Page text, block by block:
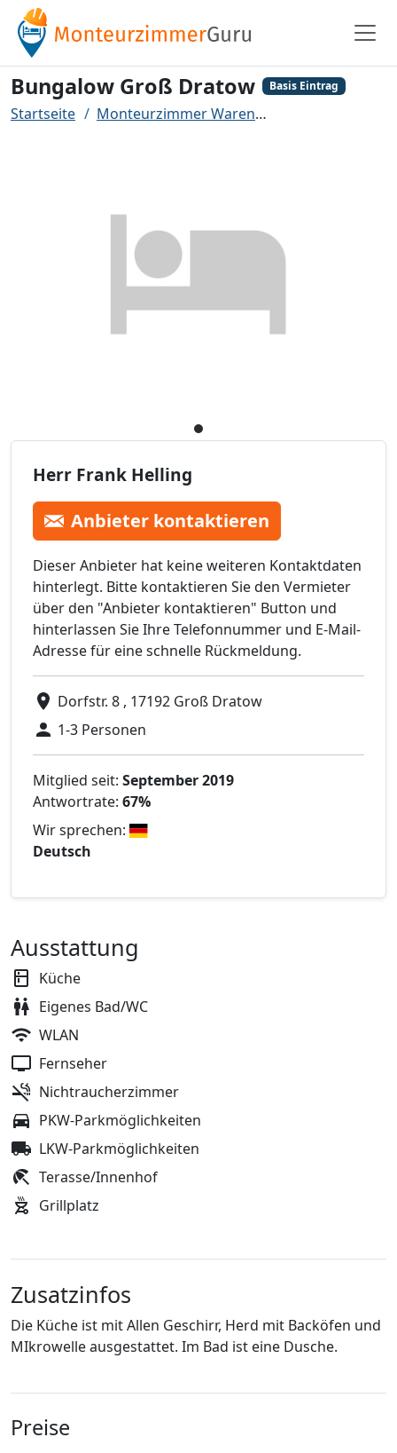
Bungalow Groß Dratow Basis Eintrag
Startseite Monteurzimmer Waren
Herr Frank Helling
Anbieter kontaktieren
Dieser Anbieter hat keine weiteren Kontaktdaten
hinterlegt. Bitte kontaktieren Sie den Vermieter
über den "Anbieter kontaktieren" Button und
hinterlassen Sie Ihre Telefonnummer und E-Mail-
Adresse für eine schnelle Rückmeldung.
Dorfstr. 8 , 17192 Groß Dratow
1-3 Personen
Mitglied seit: September 2019
Antwortrate: 67%
Wir sprechen:
Deutsch
Ausstattung
Küche
Eigenes Bad/WC
WLAN
Fernseher
Nichtraucherzimmer
PKW-Parkmöglichkeiten
LKW-Parkmöglichkeiten
Terasse/Innenhof
Grillplatz
Zusatzinfos
Die Küche ist mit Allen Geschirr, Herd mit Backöfen und
MIkrowelle ausgestattet. Im Bad ist eine Dusche.
Preise